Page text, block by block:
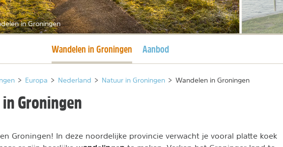
in Groningen
Huidige pagina
Wandelen in Groningen Aanbod
> Europa > Nederland > Natuur in Groningen > Wandelen in Groningen
Groningen
Groningen! In deze noordelijke provincie verwacht je vooral platte koek